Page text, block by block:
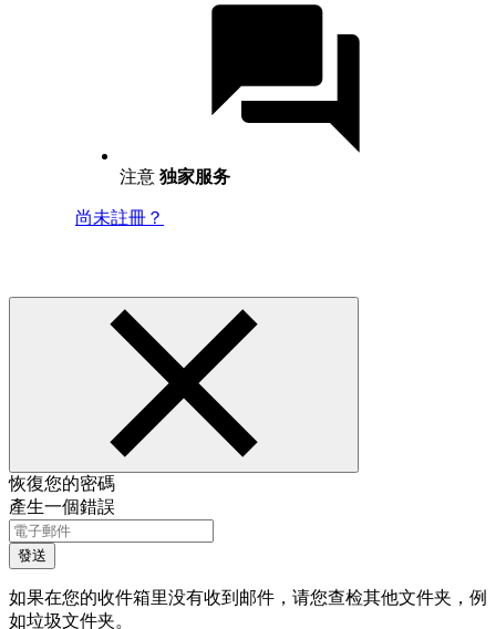
注意 独家服务
尚未註冊？
恢復您的密碼
產生一個錯誤
發送
如果在您的收件箱里没有收到邮件，请您查检其他文件夹，例
如垃圾文件夹。